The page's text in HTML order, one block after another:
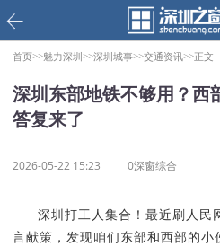
首页>>魅力深圳>>深圳城事>>交通资讯>>正文
深圳东部地铁不够用？西
答复来了
2026-05-22 15:23 0深窗综合
深圳打工人集合！最近刷人民
言献策，发现咱们东部和西部的小